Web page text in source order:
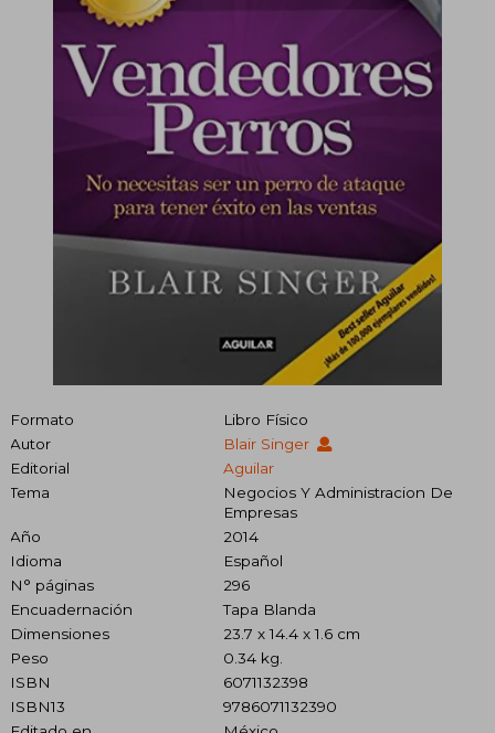
Formato
Libro Físico
Autor
Blair Singer
Editorial
Aguilar
Tema
Negocios Y Administracion De
Empresas
Año
2014
Idioma
Español
N° páginas
296
Encuadernación
Tapa Blanda
Dimensiones
23.7 x 14.4 x 1.6 cm
Peso
0.34 kg.
ISBN
6071132398
ISBN13
9786071132390